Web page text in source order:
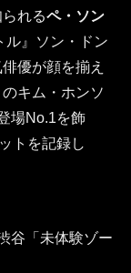
れるペ・ソン
ル』ソン・ドン
優が顔を揃え
キム・ホンソ
場No.1を飾
トを記録し
谷「未体験ゾー